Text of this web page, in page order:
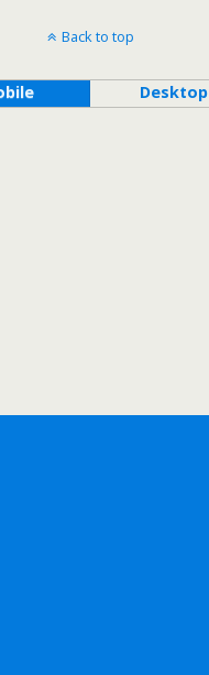
Back to top
Desktop